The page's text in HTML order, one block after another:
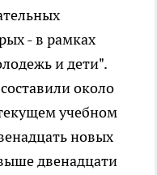
- в рамках
и дети".
около
учебном
новых
двенадцати